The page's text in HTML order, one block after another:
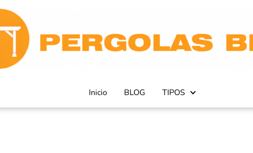
Inicio BLOG TIPOS